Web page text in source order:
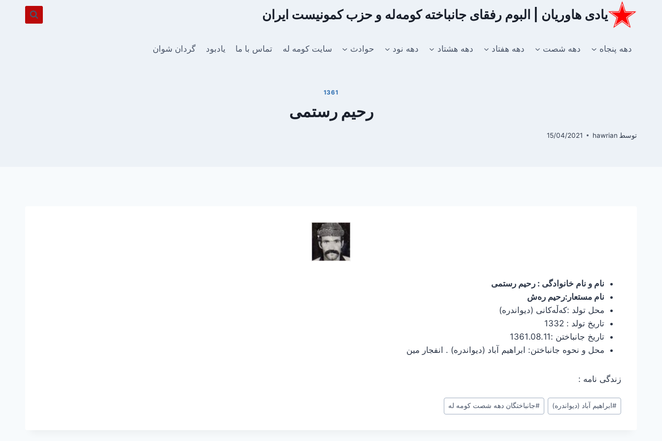
یادی هاوریان | البوم رفقای جانباخته کومه‌له و حزب کمونیست ایران
دهه پنجاه دهه شصت دهه هفتاد دهه هشتاد دهه نود حوادث سایت کومه له تماس با ما یادبود گردان شوان
1361
رحیم رستمی
توسط hawrian
15/04/2021
نام و نام خانوادگی : رحیم رستمی
نام مستعار:رحیم ره‌ش
محل تولد :كه‌ڵه‌كانی (دیواندره)
تاریخ تولد : 1332
تاریخ جانباختن :1361.08.11
محل و نحوه جانباختن: ابراهیم آباد (دیواندره) . انفجار مین
زندگی نامه :
برچسب‌های
نوشته:
#ابراهیم آباد (دیواندره) #جانباختگان دهه شصت کومه له